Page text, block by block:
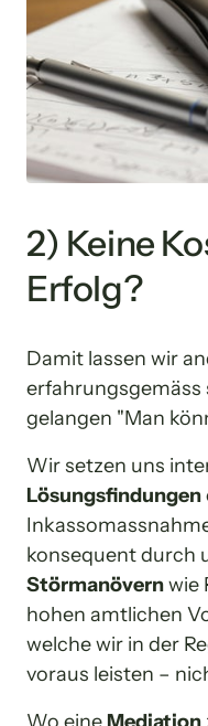
2) Keine
Erfolg?
Damit lassen wir
erfahrungsgemäss
gelangen "Man
Wir setzen uns
Lösungsfindungen
Störmanövern wie
hohen amtlichen
welche wir in der
voraus leisten –